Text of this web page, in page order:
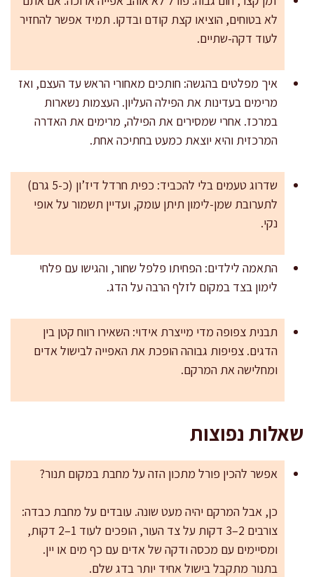
לא בטוחים, הוציאו קצת קודם ובדקו. תמיד אפשר להחזיר
לעוד דקה-שתיים.
איך מפלטים בהגשה: חותכים מאחורי הראש עד העצם, ואז
מרימים בעדינות את הפילה העליון. העצמות נשארות
במרכז. אחרי שמסירים את הפילה, מרימים את האדרה
המרכזית והיא יוצאת כמעט בחתיכה אחת.
שדרוג טעמים בלי להכביד: כפית חרדל דיז’ון (כ-5 גרם)
לתערובת שמן-לימון תיתן עומק, ועדיין תשמור על אופי
נקי.
התאמה לילדים: הפחיתו פלפל שחור, והגישו עם פלחי
לימון בצד במקום לזלף הרבה על הדג.
תבנית צפופה מדי מייצרת אידוי: השאירו רווח קטן בין
הדגים. צפיפות גבוהה הופכת את האפייה לבישול אדים
ומחלישה את המרקם.
שאלות נפוצות
אפשר להכין פורל מתכון הזה על מחבת במקום תנור?
כן, אבל המרקם יהיה מעט שונה. עובדים על מחבת כבדה:
צורבים 2–3 דקות על צד העור, הופכים לעוד 1–2 דקות,
ומסיימים עם מכסה ודקה של אדים עם כף מים או יין.
בתנור מתקבל בישול אחיד יותר בדג שלם.